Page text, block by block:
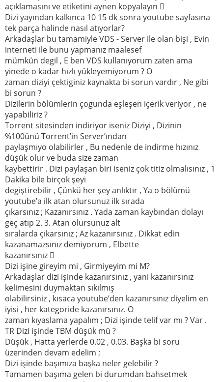
açıklamasını ve etiketini aynen kopyalayın 
Dizi yayından kalkınca 10 15 dk sonra youtube sayfasına
tek parça halinde nasıl atıyorlar?
Arkadaşlar bu tamamiyle VDS - Server ile olan bişi , Evin
interneti ile bunu yapmanız maalesef
mümkün degil , E ben VDS kullanıyorum zaten ama
yinede o kadar hızlı yükleyemiyorum ? O
zaman diziyi çektiginiz kaynakta bi sorun vardır , Ne gibi
bi sorun ?
Dizilerin bölümlerin çogunda eşleşen içerik veriyor , ne
yapabiliriz ?
Torrent sitesinden indiriyor iseniz Diziyi , Dizinin
%100ünü Torrent’in Server’ından
paylaşmıyo olabilirler , Bu nedenle de indirme hızınız
düşük olur ve buda size zaman
kaybettirir . Dizi paylaşan biri iseniz çok titiz olmalısınız , 1
Dakika bile birçok şeyi
degiştirebilir , Çünkü her şey anlıktır , Ya o bölümü
youtube’a ilk atan olursunuz ilk sırada
çıkarsınız ; Kazanırsınız . Yada zaman kaybından dolayı
geç atıp 2. 3. Atan olursunuz alt
sıralarda çıkarsınız ; Az kazanırsınız . Dikkat edin
kazanamazsınız demiyorum , Elbette
kazanırsınız 
Dizi işine gireyim mi , Girmiyeyim mi M?
Arkadaşlar dizi işinde kazanırsınız , yani kazanırsınız
kelimesini duymaktan sıkılmış
olabilirsiniz , kısaca youtube’den kazanırsınız diyelim en
iyisi , her kategoride kazanırsınız. O
zaman kıyaslama yapalım ; Dizi işinde telif var mı ? Var .
TR Dizi işinde TBM düşük mü ?
Düşük , Hatta yerlerde 0.02 , 0.03. Başka bi soru
üzerinden devam edelim ;
Dizi işinde başımıza başka neler gelebilir ?
Tamamen başıma gelen bi durumdan bahsetmek